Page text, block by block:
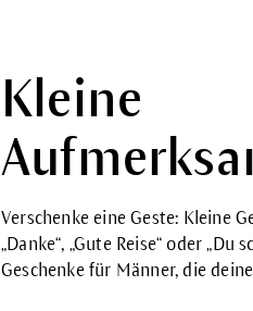
Kleine
Verschenke eine Geste: Kleine
„Danke“, „Gute Reise“ oder
Geschenke für Männer, die